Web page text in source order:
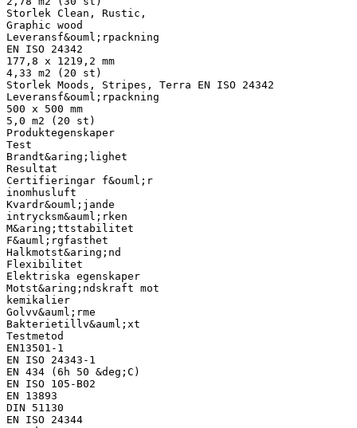
Storlek Clean, Rustic,
Graphic wood
Leveransf&ouml;rpackning
EN ISO 24342
177,8 x 1219,2 mm
4,33 m2 (20 st)
Storlek Moods, Stripes, Terra EN ISO 24342
Leveransf&ouml;rpackning
500 x 500 mm
5,0 m2 (20 st)
Produktegenskaper
Test
Brandt&aring;lighet
Resultat
Certifieringar f&ouml;r
inomhusluft
Kvardr&ouml;jande
intrycksm&auml;rken
M&aring;ttstabilitet
F&auml;rgfasthet
Halkmotst&aring;nd
Flexibilitet
Elektriska egenskaper
Motst&aring;ndskraft mot
kemikalier
Golvv&auml;rme
Bakterietillv&auml;xt
Testmetod
EN13501-1
EN ISO 24343-1
EN 434 (6h 50 &deg;C)
EN ISO 105-B02
EN 13893
DIN 51130
EN ISO 24344